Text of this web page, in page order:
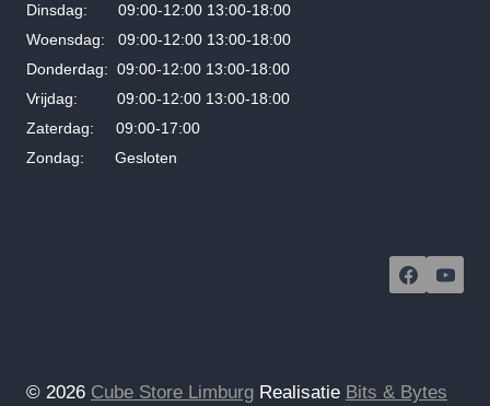
Dinsdag: 09:00-12:00 13:00-18:00
Woensdag: 09:00-12:00 13:00-18:00
Donderdag: 09:00-12:00 13:00-18:00
Vrijdag: 09:00-12:00 13:00-18:00
Zaterdag: 09:00-17:00
Zondag: Gesloten
© 2026 Cube Store Limburg Realisatie Bits & Bytes